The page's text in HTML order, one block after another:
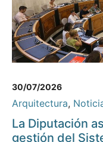
30/07/2026
Arquitectura,
La Diputación
gestión del